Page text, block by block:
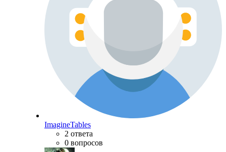
ImagineTables
2 ответа
0 вопросов